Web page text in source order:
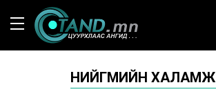
НИЙГМИЙН ХАЛАМЖ